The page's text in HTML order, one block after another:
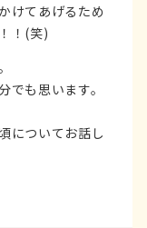
けてあげるため
！(笑)
も思います。
についてお話し